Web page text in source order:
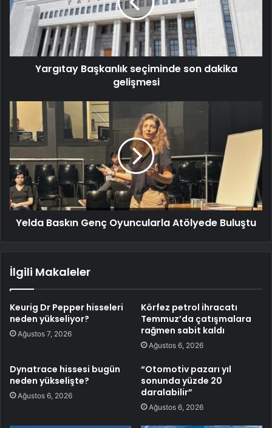
Yargıtay Başkanlık seçiminde son dakika
gelişmesi
Yelda Baskın Genç Oyuncularla Atölyede Buluştu
İlgili Makaleler
Keurig Dr Pepper hisseleri
neden yükseliyor?
Ağustos 7, 2026
Körfez petrol ihracatı
Temmuz’da çatışmalara
rağmen sabit kaldı
Ağustos 6, 2026
Dynatrace hissesi bugün
neden yükselişte?
Ağustos 6, 2026
“Otomotiv pazarı yıl
sonunda yüzde 20
daralabilir”
Ağustos 6, 2026